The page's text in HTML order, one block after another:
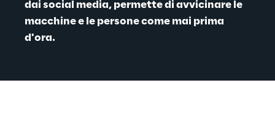
dai social media, permette di avvicinare le
macchine e le persone come mai prima
d'ora.